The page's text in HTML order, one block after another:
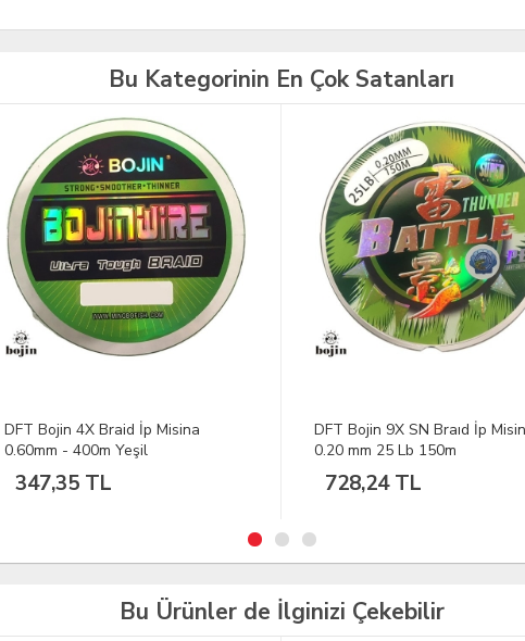
Bu Kategorinin En Çok Satanları
DFT Bojin 9X SN Braıd İp Misina
0.20 mm 25 Lb 150m
728,24 TL
DFT Bojin 9X SN Braid İp
0.16 mm 18 Lb 150m
728,24 TL
Bu Ürünler de İlginizi Çekebilir